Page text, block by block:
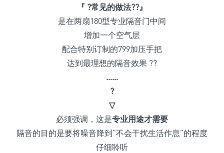
『 ?常见的做法??』
是在两扇180型专业隔音门中间
增加一个空气层
配合特别订制的799加压手把
达到最理想的隔音效果 ??
……
?
▽
必须强调，这是专业用途才需要
隔音的目的是要将噪音降到“不会干扰生活作息”的程度
仔细聆听